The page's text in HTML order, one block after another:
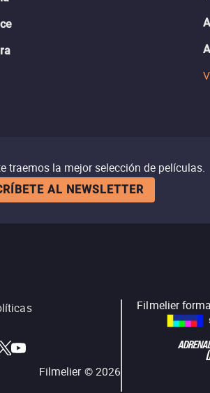
traemos la mejor selección de películas.
AL NEWSLETTER
Filmelier ©2026
Filmelier